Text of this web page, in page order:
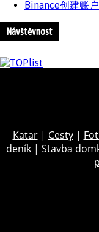
Binance创建账户
Návštěvnost
Katar| Cesty|
deník| Stavba